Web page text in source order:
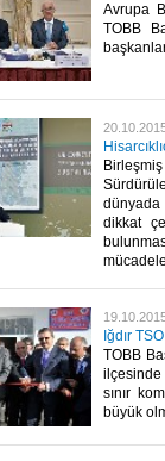
Avrupa
TOBB
dünyada
dikkat
Iğdır
TOBB
ilçesinde
sınır
büyük